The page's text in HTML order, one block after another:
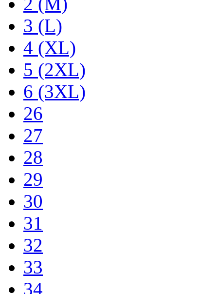
3 (L)
4 (XL)
5 (2XL)
6 (3XL)
26
27
28
29
30
31
32
33
34